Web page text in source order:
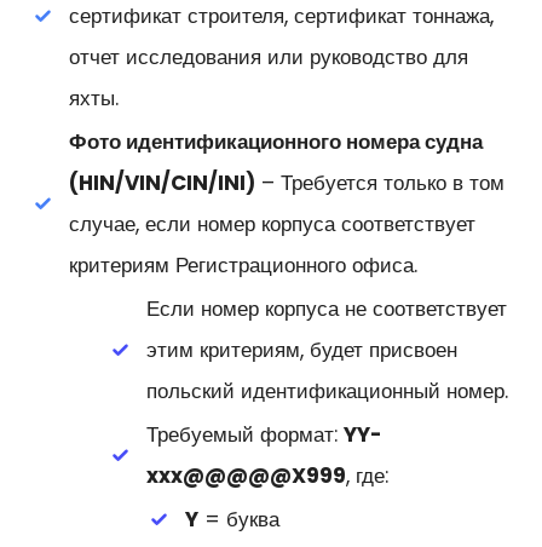
сертификат строителя, сертификат тоннажа,
отчет исследования или руководство для
яхты.
Фото идентификационного номера судна
(HIN/VIN/CIN/INI) – Требуется только в том
случае, если номер корпуса соответствует
критериям Регистрационного офиса.
Если номер корпуса не соответствует
этим критериям, будет присвоен
польский идентификационный номер.
Требуемый формат: YY-
xxx@@@@@X999, где:
Y = буква